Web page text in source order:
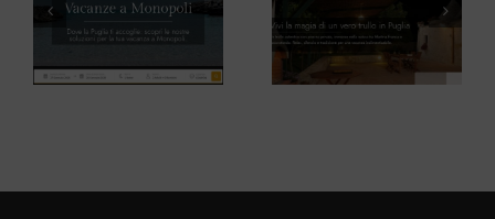
Trullo del
Girasole
Viaggi